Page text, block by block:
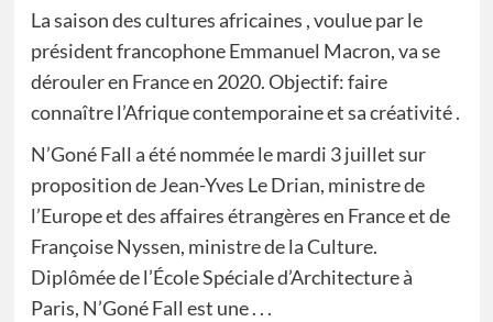
La saison des cultures africaines , voulue par le
président francophone Emmanuel Macron, va se
dérouler en France en 2020. Objectif: faire
connaître l’Afrique contemporaine et sa créativité .
N’Goné Fall a été nommée le mardi 3 juillet sur
proposition de Jean-Yves Le Drian, ministre de
l’Europe et des affaires étrangères en France et de
Françoise Nyssen, ministre de la Culture.
Diplômée de l’École Spéciale d’Architecture à
Paris, N’Goné Fall est une . . .